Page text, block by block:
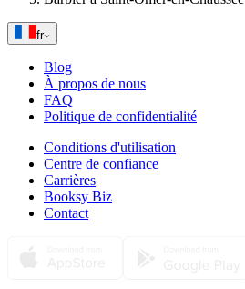
fr
Blog
À propos de nous
FAQ
Politique de confidentialité
Conditions d'utilisation
Centre de confiance
Carrières
Booksy Biz
Contact